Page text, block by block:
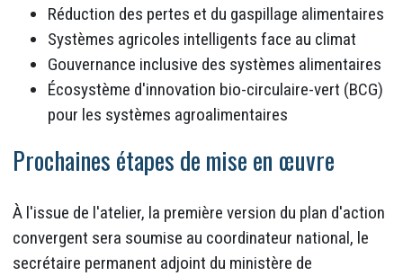
Réduction des pertes et du gaspillage alimentaires
Systèmes agricoles intelligents face au climat
Gouvernance inclusive des systèmes alimentaires
Écosystème d'innovation bio-circulaire-vert (BCG)
pour les systèmes agroalimentaires
Prochaines étapes de mise en œuvre
À l'issue de l'atelier, la première version du plan d'action
convergent sera soumise au coordinateur national, le
secrétaire permanent adjoint du ministère de